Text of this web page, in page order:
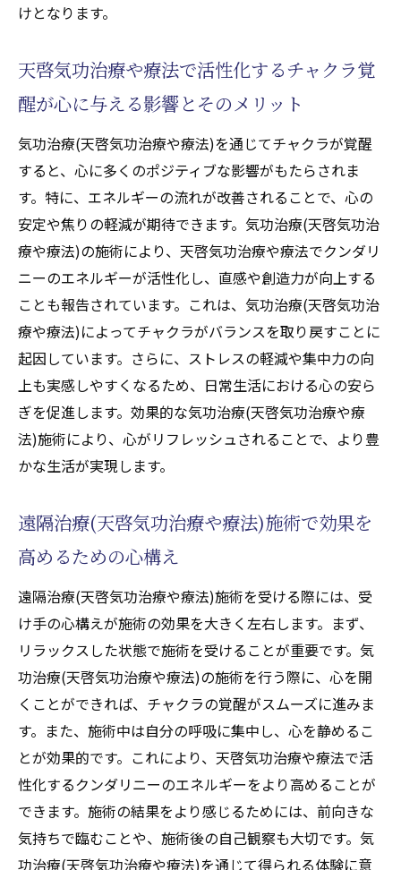
けとなります。
天啓気功治療や療法で活性化するチャクラ覚
醒が心に与える影響とそのメリット
気功治療(天啓気功治療や療法)を通じてチャクラが覚醒
すると、心に多くのポジティブな影響がもたらされま
す。特に、エネルギーの流れが改善されることで、心の
安定や焦りの軽減が期待できます。気功治療(天啓気功治
療や療法)の施術により、天啓気功治療や療法でクンダリ
ニーのエネルギーが活性化し、直感や創造力が向上する
ことも報告されています。これは、気功治療(天啓気功治
療や療法)によってチャクラがバランスを取り戻すことに
起因しています。さらに、ストレスの軽減や集中力の向
上も実感しやすくなるため、日常生活における心の安ら
ぎを促進します。効果的な気功治療(天啓気功治療や療
法)施術により、心がリフレッシュされることで、より豊
かな生活が実現します。
遠隔治療(天啓気功治療や療法)施術で効果を
高めるための心構え
遠隔治療(天啓気功治療や療法)施術を受ける際には、受
け手の心構えが施術の効果を大きく左右します。まず、
リラックスした状態で施術を受けることが重要です。気
功治療(天啓気功治療や療法)の施術を行う際に、心を開
くことができれば、チャクラの覚醒がスムーズに進みま
す。また、施術中は自分の呼吸に集中し、心を静めるこ
とが効果的です。これにより、天啓気功治療や療法で活
性化するクンダリニーのエネルギーをより高めることが
できます。施術の結果をより感じるためには、前向きな
気持ちで臨むことや、施術後の自己観察も大切です。気
功治療(天啓気功治療や療法)を通じて得られる体験に意